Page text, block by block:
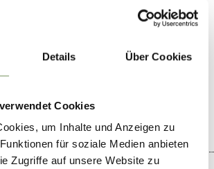
Details Über Cookies
Cookies
um Inhalte und Anzeigen zu
für soziale Medien anbieten
Zugriffe auf unsere Website zu